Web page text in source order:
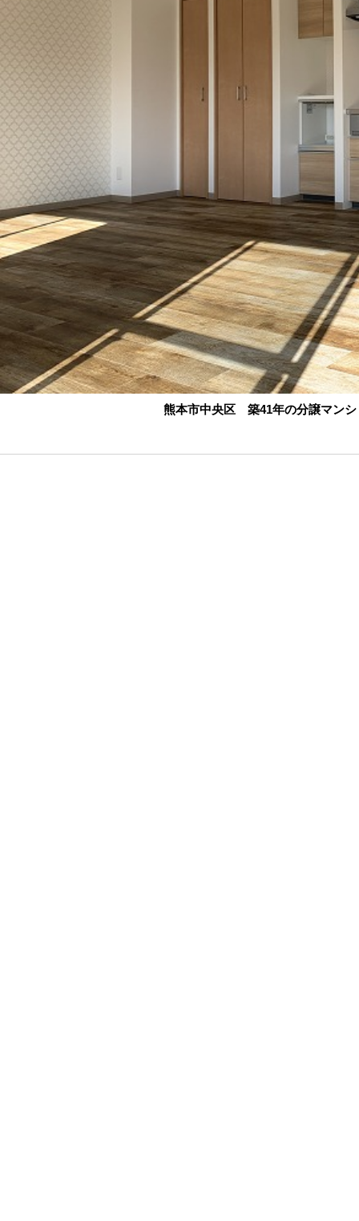
熊本市中央区 築41年の分譲マン